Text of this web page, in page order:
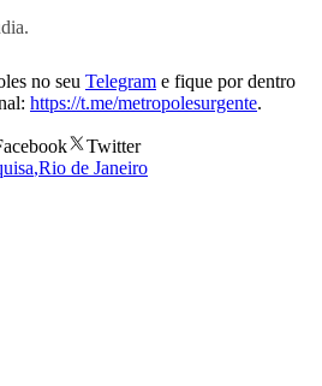
no seu Telegram e fique por dentro
https://t.me/metropolesurgente.
Twitter
,Rio de Janeiro